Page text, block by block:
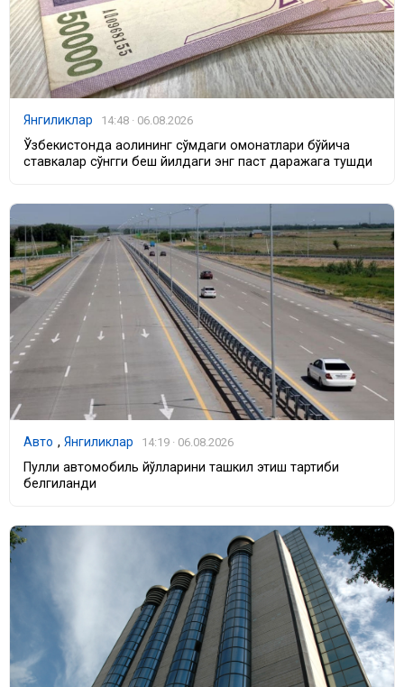
Янгиликлар 14:48 · 06.08.2026
Ўзбекистонда аҳолининг сўмдаги омонатлари бўйича
ставкалар сўнгги беш йилдаги энг паст даражага тушди
Авто , Янгиликлар 14:19 · 06.08.2026
Пулли автомобиль йўлларини ташкил этиш тартиби
белгиланди